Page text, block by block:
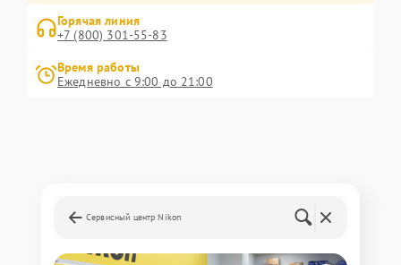
Горячая линия
+7 (800) 301-55-83
Время работы
Ежедневно с 9:00 до 21:00
Сервисный центр Nikon